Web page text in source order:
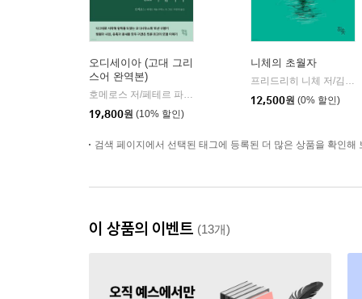
오디세이아 (고대 그리
스어 완역본)
| 현대지성
19,800원 (10% 할인)
니체의 초월자
12,500원 (0% 할인)
검색 페이지에서 선택된 태그에 등록된 더 많은 상품을 확인해
이 상품의 이벤트 (13개)